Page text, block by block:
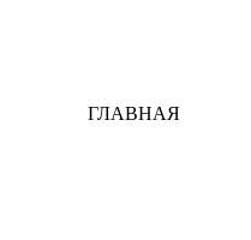
ГЛАВНАЯ